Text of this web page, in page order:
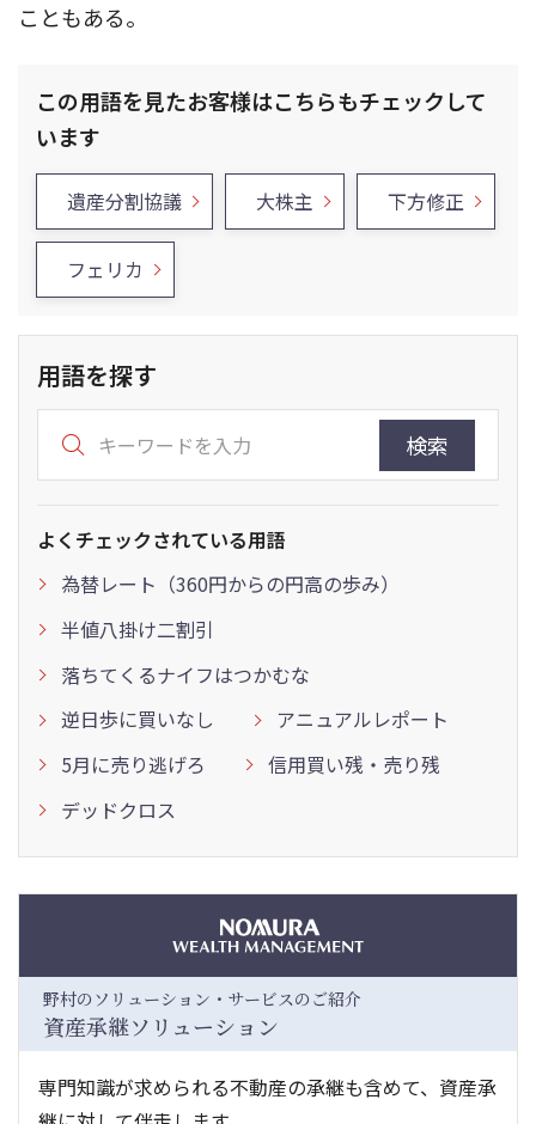
こともある。
この用語を見たお客様はこちらもチェックして
います
遺産分割協議 大株主 下方修正
フェリカ
用語を探す
検索
よくチェックされている用語
為替レート（360円からの円高の歩み）
半値八掛け二割引
落ちてくるナイフはつかむな
逆日歩に買いなし
アニュアルレポート
5月に売り逃げろ
信用買い残・売り残
デッドクロス
野村のソリューション・サービスのご紹介
資産承継ソリューション
専門知識が求められる不動産の承継も含めて、資産承